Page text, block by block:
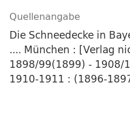
Quellenangabe
Die Schneedecke in
.... München : [Verlag
1898/99(1899) - 1908/
1910-1911 : (1896-